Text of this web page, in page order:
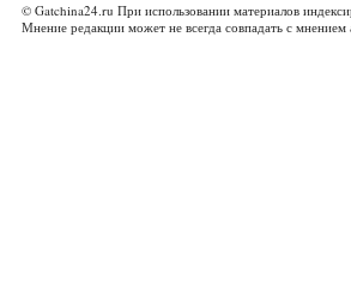
© Gatchina24.ru При использовании материалов
Мнение редакции может не всегда совпадать с мнением